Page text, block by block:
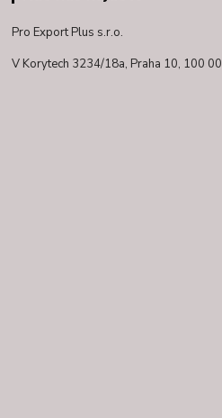
Pro Export Plus s.r.o.
V Korytech 3234/18a, Praha 10, 100 00